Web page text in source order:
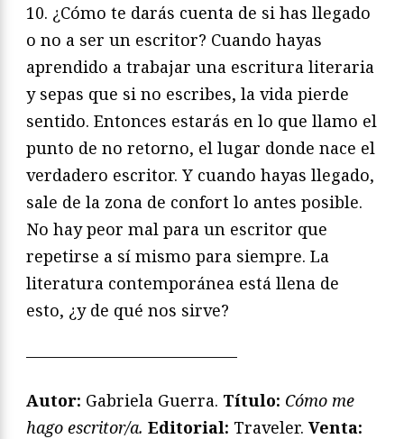
10. ¿Cómo te darás cuenta de si has llegado
o no a ser un escritor? Cuando hayas
aprendido a trabajar una escritura literaria
y sepas que si no escribes, la vida pierde
sentido. Entonces estarás en lo que llamo el
punto de no retorno, el lugar donde nace el
verdadero escritor. Y cuando hayas llegado,
sale de la zona de confort lo antes posible.
No hay peor mal para un escritor que
repetirse a sí mismo para siempre. La
literatura contemporánea está llena de
esto, ¿y de qué nos sirve?
—————————————
Autor: Gabriela Guerra. Título: Cómo me
hago escritor/a. Editorial: Traveler. Venta: